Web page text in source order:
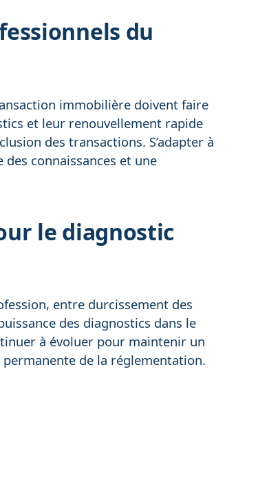
du
immobilière doivent faire
et leur renouvellement rapide
des transactions. S’adapter à
connaissances et une
le diagnostic
entre durcissement des
des diagnostics dans le
à évoluer pour maintenir un
de la réglementation.